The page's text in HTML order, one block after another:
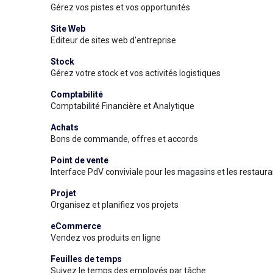
Gérez vos pistes et vos opportunités
Site Web
Editeur de sites web d'entreprise
Stock
Gérez votre stock et vos activités logistiques
Comptabilité
Comptabilité Financière et Analytique
Achats
Bons de commande, offres et accords
Point de vente
Interface PdV conviviale pour les magasins et les
Projet
Organisez et planifiez vos projets
eCommerce
Vendez vos produits en ligne
Feuilles de temps
Suivez le temps des employés par tâche